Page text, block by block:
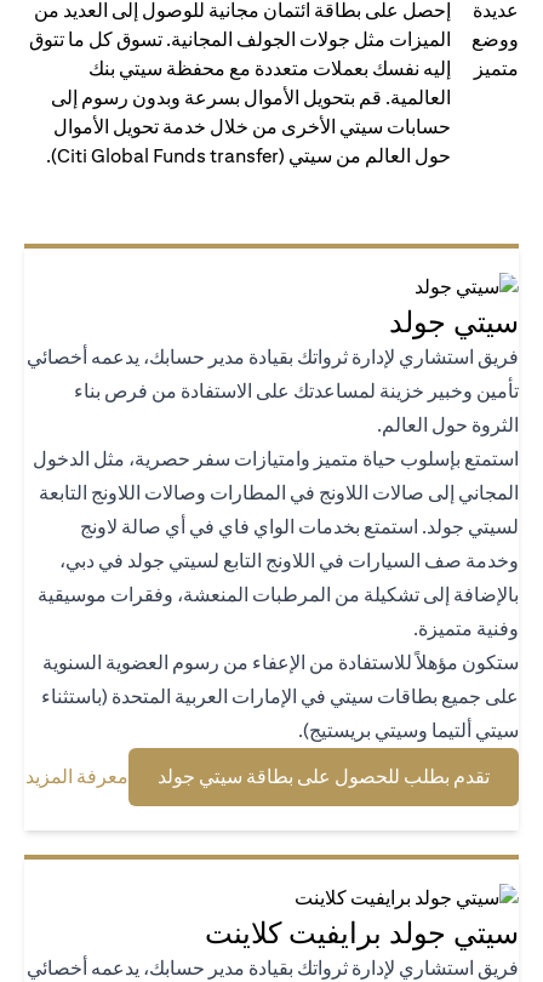
إحصل على بطاقة ائتمان مجانية للوصول إلى العديد من
الميزات مثل جولات الجولف المجانية. تسوق كل ما تتوق
إليه نفسك بعملات متعددة مع محفظة سيتي بنك
العالمية. قم بتحويل الأموال بسرعة وبدون رسوم إلى
حسابات سيتي الأخرى من خلال خدمة تحويل الأموال
حول العالم من سيتي (Citi Global Funds transfer).
جولد
استشاري لإدارة ثرواتك بقيادة مدير حسابك، يدعمه أخصائي
وخبير خزينة لمساعدتك على الاستفادة من فرص بناء
حول العالم.
بإسلوب حياة متميز وامتيازات سفر حصرية، مثل الدخول
إلى صالات اللاونج في المطارات وصالات اللاونج التابعة
جولد. استمتع بخدمات الواي فاي في أي صالة لاونج
صف السيارات في اللاونج التابع لسيتي جولد في دبي،
إلى تشكيلة من المرطبات المنعشة، وفقرات موسيقية
متميزة.
مؤهلاً للاستفادة من الإعفاء من رسوم العضوية السنوية
جميع بطاقات سيتي في الإمارات العربية المتحدة (باستثناء
ألتيما وسيتي بريستيج).
تقدم بطلب للحصول على بطاقة سيتي جولد (opens in a new tab) معرفة المزيد(opens in a new tab)
جولد برايفيت كلاينت
استشاري لإدارة ثرواتك بقيادة مدير حسابك، يدعمه أخصائي